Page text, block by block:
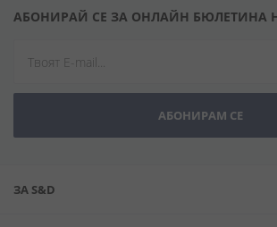
АБОНИРАЙ СЕ ЗА ОНЛАЙН БЮЛЕТИНА
АБОНИРАМ СЕ
ЗА S&D